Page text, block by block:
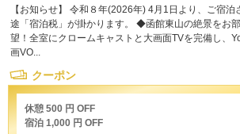
【お知らせ】 令和８年(2026年) 4月1日より、ご宿泊
途「宿泊税」が掛かります。 ◆函館東山の絶景をお
望！全室にクロームキャストと大画面TVを完備し、
画VO...
クーポン
休憩 500 円 OFF
宿泊 1,000 円 OFF